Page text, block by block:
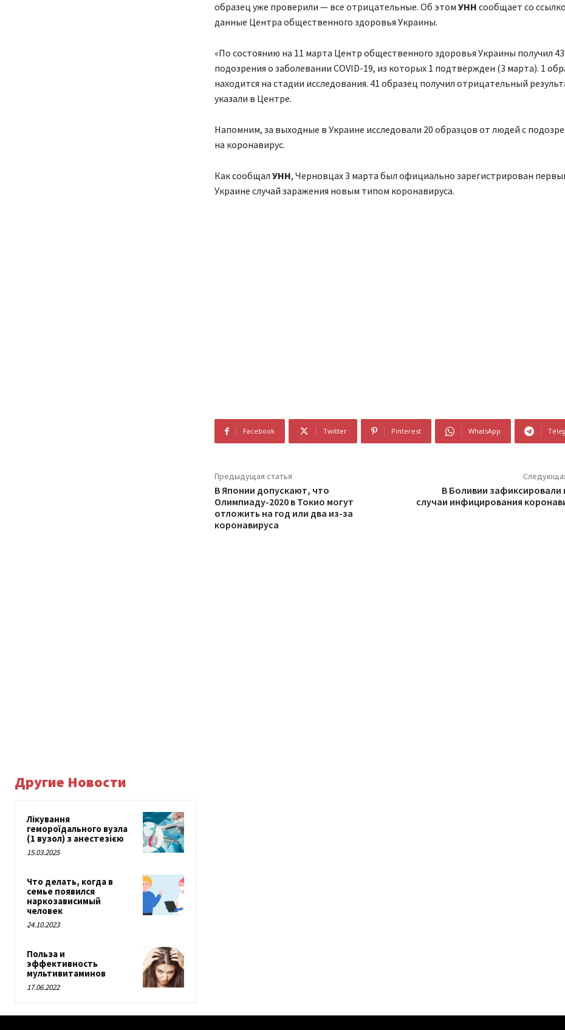
образец уже проверили — все отрицательные. Об этом УНН сообщает со
данные Центра общественного здоровья Украины.
«По состоянию на 11 марта Центр общественного здоровья Украины получил 43
подозрения о заболевании COVID-19, из которых 1 подтвержден (3 марта). 1
находится на стадии исследования. 41 образец получил отрицательный
указали в Центре.
Напомним, за выходные в Украине исследовали 20 образцов от людей с
на коронавирус.
Как сообщал УНН, Черновцах 3 марта был официально зарегистрирован
Украине случай заражения новым типом коронавируса.
Facebook Twitter Pinterest WhatsApp
Предыдущая статья
В Японии допускают, что
Олимпиаду-2020 в Токио могут
отложить на год или два из-за
коронавируса
В Боливии зафиксировали
случаи инфицирования
Другие Новости
Лікування
гемороїдального вузла
(1 вузол) з анестезією
15.03.2025
Что делать, когда в
семье появился
наркозависимый
человек
24.10.2023
Польза и
эффективность
мультивитаминов
17.06.2022